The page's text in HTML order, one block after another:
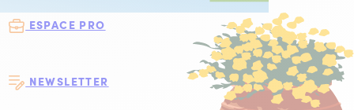
ESPACE PRO
NEWSLETTER